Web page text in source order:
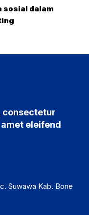
sosial dalam
consectetur
eleifend
Suwawa Kab. Bone